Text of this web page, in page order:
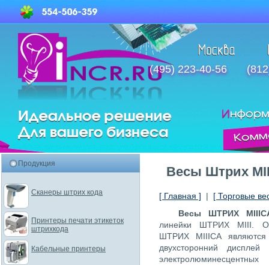
(495) 223-40-56
Весы Штрих
[ Главная ] | [ Торговые
Весы ШТРИХ
линейки ШТРИХ МIII.
ШТРИХ МIIIСА являются
двухсторонний
Продукция
Сканеры штрих кода
Принтеры печати этикеток
штрихкода
Кабельные принтеры